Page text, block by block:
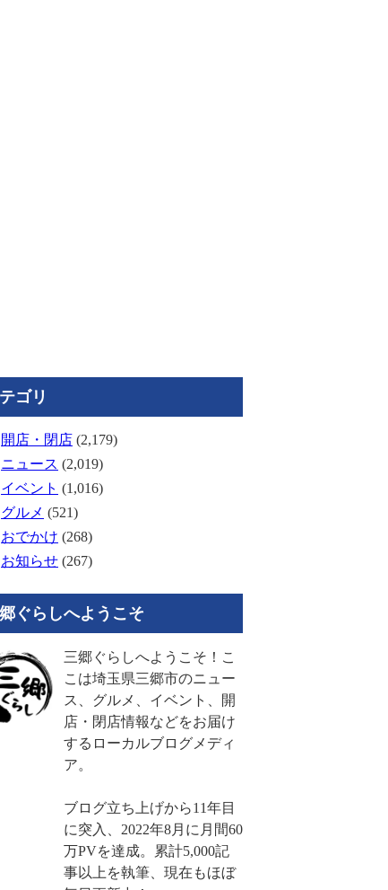
ゴリ
開店・閉店 (2,179)
ニュース (2,019)
イベント (1,016)
グルメ (521)
おでかけ (268)
お知らせ (267)
ぐらしへようこそ
三郷ぐらしへようこそ！こ
こは埼玉県三郷市のニュー
ス、グルメ、イベント、開
店・閉店情報などをお届け
するローカルブログメディ
ア。
ブログ立ち上げから11年目
に突入、2022年8月に月間60
万PVを達成。累計5,000記
事以上を執筆、現在もほぼ